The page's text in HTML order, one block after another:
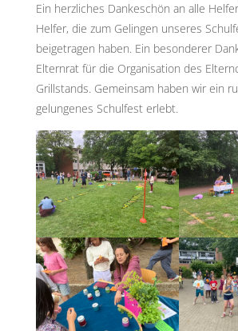
Ein herzliches Dankeschön an alle
Helfer, die zum Gelingen unseres
beigetragen haben. Ein besonderer
Elternrat für die Organisation des
Grillstands. Gemeinsam haben wir ein
gelungenes Schulfest erlebt.